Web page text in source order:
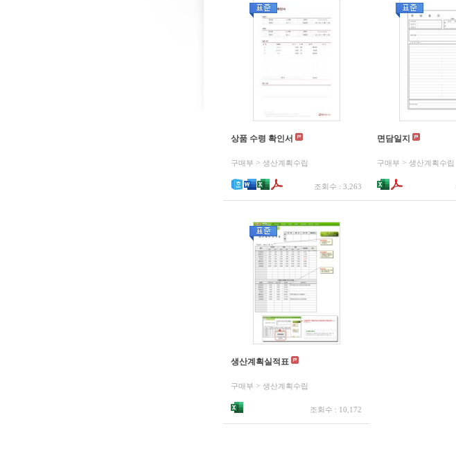
상품 수령 확인서
구매부 > 생산계획수립
조회수 : 3,263
면담일지
구매부 > 생산계획수립
생산계획실적표
구매부 > 생산계획수립
조회수 : 10,172